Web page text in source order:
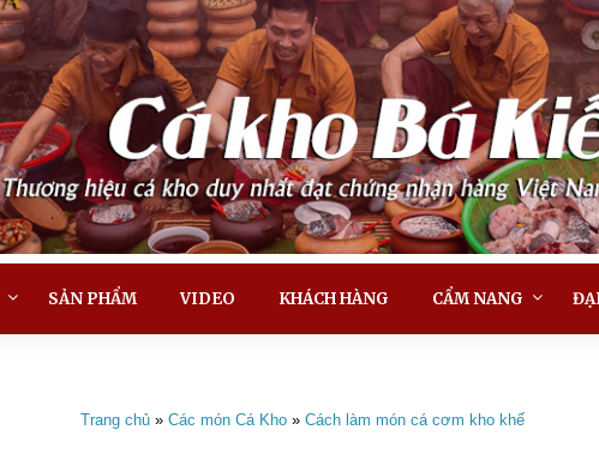
SẢN PHẨM VIDEO KHÁCH HÀNG CẨM NANG
Trang chủ» Các món Cá Kho» Cách làm món cá cơm kho khế